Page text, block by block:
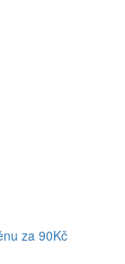
za 90Kč